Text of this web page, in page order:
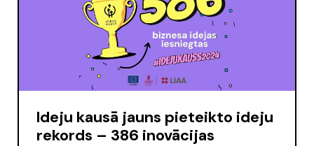
Ideju kausā jauns pieteikto ideju
rekords – 386 inovācijas